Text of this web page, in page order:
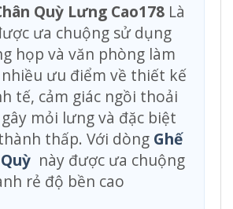
Quỳ Lưng Cao178 Là
ưa chuộng sử dụng
họp và văn phòng làm
nhiều ưu điểm về thiết kế
tế, cảm giác ngồi thoải
mỏi lưng và đặc biệt
thấp. Với dòng Ghế
này được ưa chuộng
rẻ độ bền cao